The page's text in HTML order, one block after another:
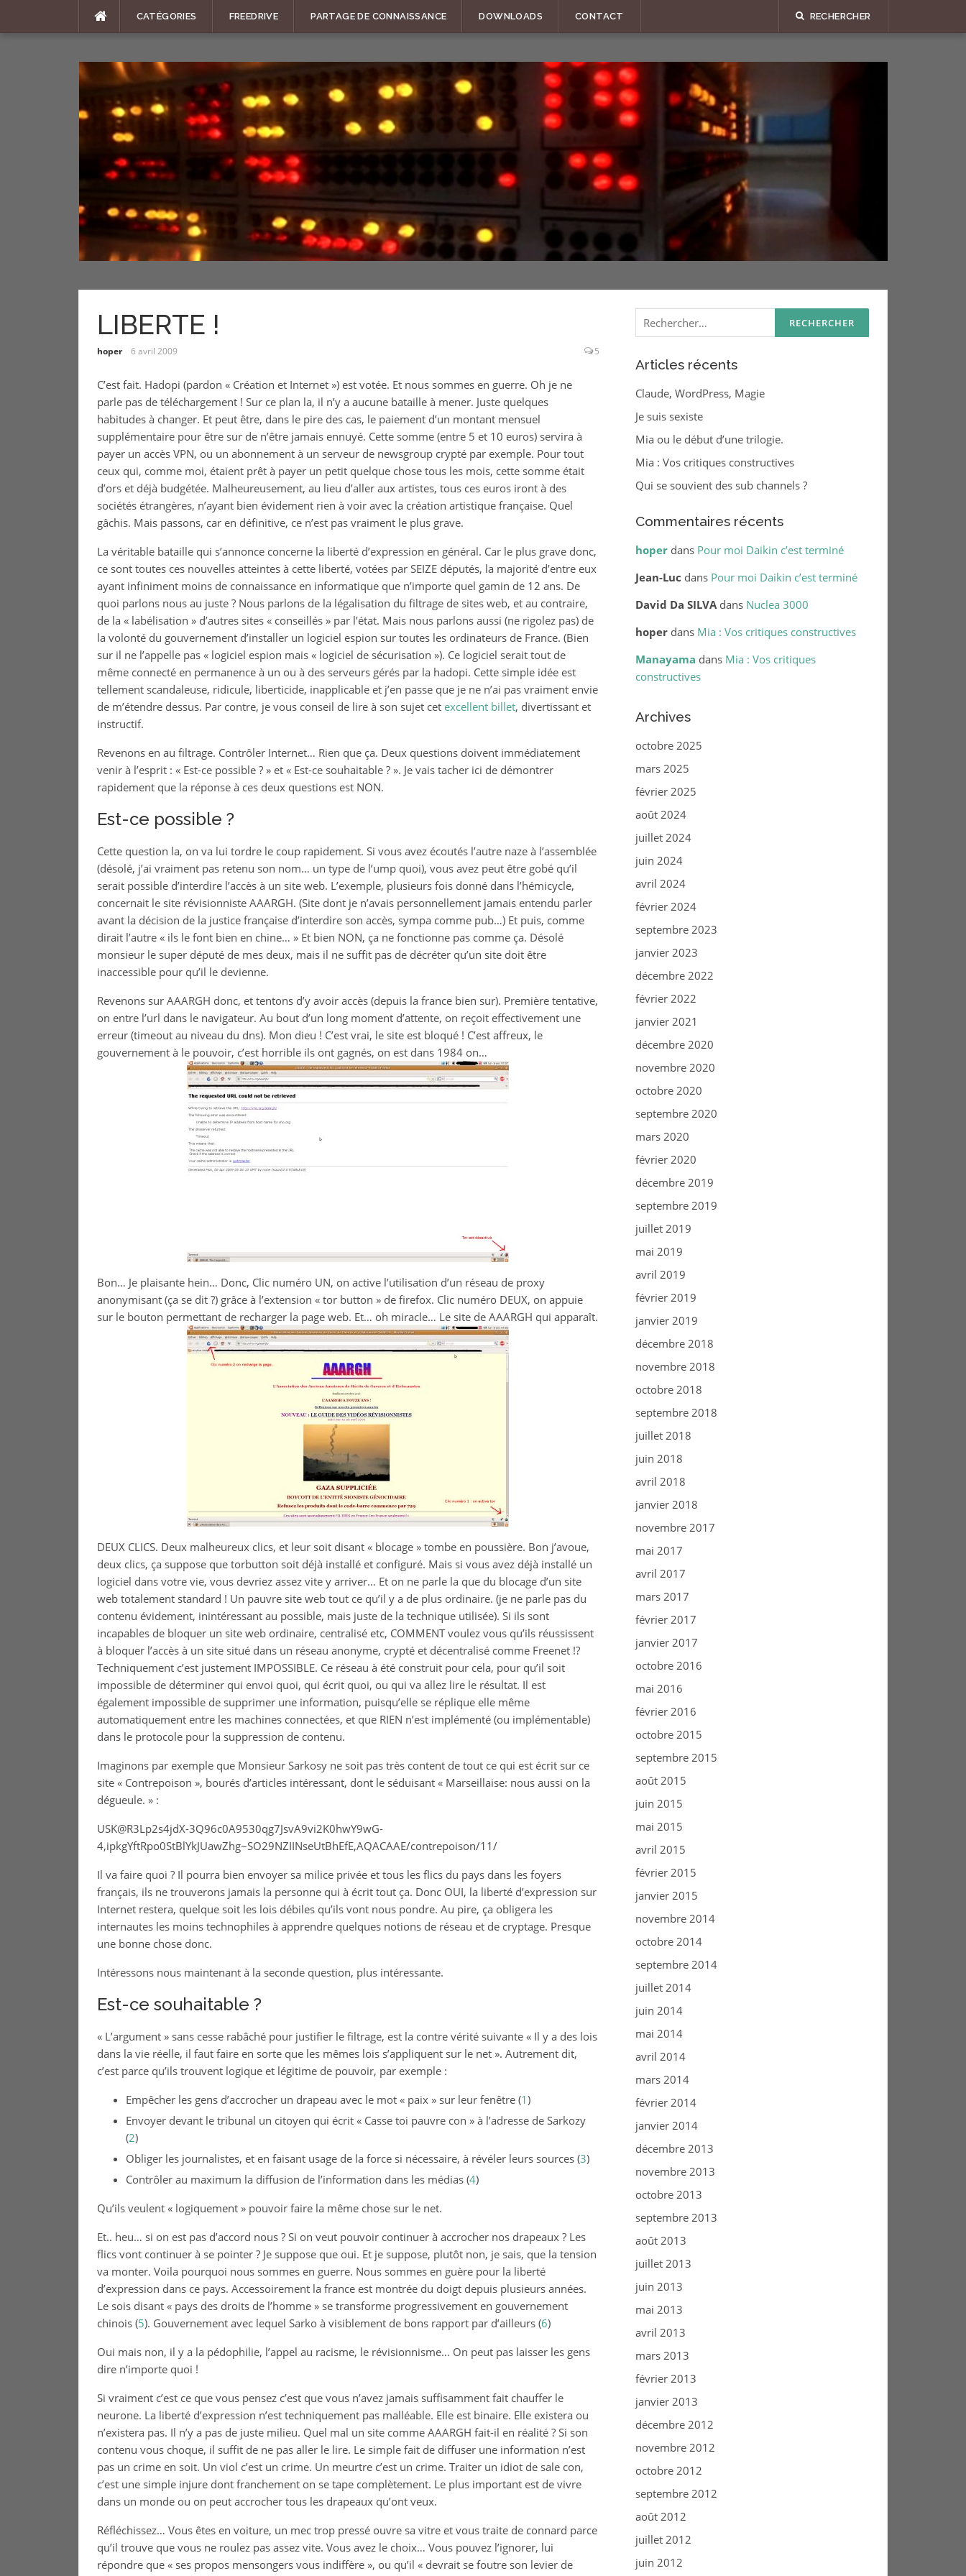
CATÉGORIES FREEDRIVE PARTAGE DE CONNAISSANCE DOWNLOADS CONTACT RECHERCHER
LIBERTE !
hoper 6 avril 2009 5
C’est fait. Hadopi (pardon « Création et Internet ») est votée. Et nous sommes en guerre. Oh je ne
parle pas de téléchargement ! Sur ce plan la, il n’y a aucune bataille à mener. Juste quelques
habitudes à changer. Et peut être, dans le pire des cas, le paiement d’un montant mensuel
supplémentaire pour être sur de n’être jamais ennuyé. Cette somme (entre 5 et 10 euros) servira à
payer un accès VPN, ou un abonnement à un serveur de newsgroup crypté par exemple. Pour tout
ceux qui, comme moi, étaient prêt à payer un petit quelque chose tous les mois, cette somme était
d’ors et déjà budgétée. Malheureusement, au lieu d’aller aux artistes, tous ces euros iront à des
sociétés étrangères, n’ayant bien évidement rien à voir avec la création artistique française. Quel
gâchis. Mais passons, car en définitive, ce n’est pas vraiment le plus grave.
La véritable bataille qui s’annonce concerne la liberté d’expression en général. Car le plus grave donc,
ce sont toutes ces nouvelles atteintes à cette liberté, votées par SEIZE députés, la majorité d’entre eux
ayant infiniment moins de connaissance en informatique que n’importe quel gamin de 12 ans. De
quoi parlons nous au juste ? Nous parlons de la légalisation du filtrage de sites web, et au contraire,
de la « labélisation » d’autres sites « conseillés » par l’état. Mais nous parlons aussi (ne rigolez pas) de
la volonté du gouvernement d’installer un logiciel espion sur toutes les ordinateurs de France. (Bien
sur il ne l’appelle pas « logiciel espion mais « logiciel de sécurisation »). Ce logiciel serait tout de
même connecté en permanence à un ou à des serveurs gérés par la hadopi. Cette simple idée est
tellement scandaleuse, ridicule, liberticide, inapplicable et j’en passe que je ne n’ai pas vraiment envie
de m’étendre dessus. Par contre, je vous conseil de lire à son sujet cet excellent billet, divertissant et
instructif.
Revenons en au filtrage. Contrôler Internet… Rien que ça. Deux questions doivent immédiatement
venir à l’esprit : « Est-ce possible ? » et « Est-ce souhaitable ? ». Je vais tacher ici de démontrer
rapidement que la réponse à ces deux questions est NON.
Est-ce possible ?
Cette question la, on va lui tordre le coup rapidement. Si vous avez écoutés l’autre naze à l’assemblée
(désolé, j’ai vraiment pas retenu son nom… un type de l’ump quoi), vous avez peut être gobé qu’il
serait possible d’interdire l’accès à un site web. L’exemple, plusieurs fois donné dans l’hémicycle,
concernait le site révisionniste AAARGH. (Site dont je n’avais personnellement jamais entendu parler
avant la décision de la justice française d’interdire son accès, sympa comme pub…) Et puis, comme
dirait l’autre « ils le font bien en chine… » Et bien NON, ça ne fonctionne pas comme ça. Désolé
monsieur le super député de mes deux, mais il ne suffit pas de décréter qu’un site doit être
inaccessible pour qu’il le devienne.
Revenons sur AAARGH donc, et tentons d’y avoir accès (depuis la france bien sur). Première tentative,
on entre l’url dans le navigateur. Au bout d’un long moment d’attente, on reçoit effectivement une
erreur (timeout au niveau du dns). Mon dieu ! C’est vrai, le site est bloqué ! C’est affreux, le
gouvernement à le pouvoir, c’est horrible ils ont gagnés, on est dans 1984 on…
Bon… Je plaisante hein… Donc, Clic numéro UN, on active l’utilisation d’un réseau de proxy
anonymisant (ça se dit ?) grâce à l’extension « tor button » de firefox. Clic numéro DEUX, on appuie
sur le bouton permettant de recharger la page web. Et… oh miracle… Le site de AAARGH qui apparaît.
DEUX CLICS. Deux malheureux clics, et leur soit disant « blocage » tombe en poussière. Bon j’avoue,
deux clics, ça suppose que torbutton soit déjà installé et configuré. Mais si vous avez déjà installé un
logiciel dans votre vie, vous devriez assez vite y arriver… Et on ne parle la que du blocage d’un site
web totalement standard ! Un pauvre site web tout ce qu’il y a de plus ordinaire. (je ne parle pas du
contenu évidement, inintéressant au possible, mais juste de la technique utilisée). Si ils sont
incapables de bloquer un site web ordinaire, centralisé etc, COMMENT voulez vous qu’ils réussissent
à bloquer l’accès à un site situé dans un réseau anonyme, crypté et décentralisé comme Freenet !?
Techniquement c’est justement IMPOSSIBLE. Ce réseau à été construit pour cela, pour qu’il soit
impossible de déterminer qui envoi quoi, qui écrit quoi, ou qui va allez lire le résultat. Il est
également impossible de supprimer une information, puisqu’elle se réplique elle même
automatiquement entre les machines connectées, et que RIEN n’est implémenté (ou implémentable)
dans le protocole pour la suppression de contenu.
Imaginons par exemple que Monsieur Sarkosy ne soit pas très content de tout ce qui est écrit sur ce
site « Contrepoison », bourés d’articles intéressant, dont le séduisant « Marseillaise: nous aussi on la
dégueule. » :
USK@R3Lp2s4jdX-3Q96c0A9530qg7JsvA9vi2K0hwY9wG-
4,ipkgYftRpo0StBlYkJUawZhg~SO29NZIINseUtBhEfE,AQACAAE/contrepoison/11/
Il va faire quoi ? Il pourra bien envoyer sa milice privée et tous les flics du pays dans les foyers
français, ils ne trouverons jamais la personne qui à écrit tout ça. Donc OUI, la liberté d’expression sur
Internet restera, quelque soit les lois débiles qu’ils vont nous pondre. Au pire, ça obligera les
internautes les moins technophiles à apprendre quelques notions de réseau et de cryptage. Presque
une bonne chose donc.
Intéressons nous maintenant à la seconde question, plus intéressante.
Est-ce souhaitable ?
« L’argument » sans cesse rabâché pour justifier le filtrage, est la contre vérité suivante « Il y a des lois
dans la vie réelle, il faut faire en sorte que les mêmes lois s’appliquent sur le net ». Autrement dit,
c’est parce qu’ils trouvent logique et légitime de pouvoir, par exemple :
Empêcher les gens d’accrocher un drapeau avec le mot « paix » sur leur fenêtre (1)
Envoyer devant le tribunal un citoyen qui écrit « Casse toi pauvre con » à l’adresse de Sarkozy
(2)
Obliger les journalistes, et en faisant usage de la force si nécessaire, à révéler leurs sources (3)
Contrôler au maximum la diffusion de l’information dans les médias (4)
Qu’ils veulent « logiquement » pouvoir faire la même chose sur le net.
Et.. heu… si on est pas d’accord nous ? Si on veut pouvoir continuer à accrocher nos drapeaux ? Les
flics vont continuer à se pointer ? Je suppose que oui. Et je suppose, plutôt non, je sais, que la tension
va monter. Voila pourquoi nous sommes en guerre. Nous sommes en guère pour la liberté
d’expression dans ce pays. Accessoirement la france est montrée du doigt depuis plusieurs années.
Le sois disant « pays des droits de l’homme » se transforme progressivement en gouvernement
chinois (5). Gouvernement avec lequel Sarko à visiblement de bons rapport par d’ailleurs (6)
Oui mais non, il y a la pédophilie, l’appel au racisme, le révisionnisme… On peut pas laisser les gens
dire n’importe quoi !
Si vraiment c’est ce que vous pensez c’est que vous n’avez jamais suffisamment fait chauffer le
neurone. La liberté d’expression n’est techniquement pas malléable. Elle est binaire. Elle existera ou
n’existera pas. Il n’y a pas de juste milieu. Quel mal un site comme AAARGH fait-il en réalité ? Si son
contenu vous choque, il suffit de ne pas aller le lire. Le simple fait de diffuser une information n’est
pas un crime en soit. Un viol c’est un crime. Un meurtre c’est un crime. Traiter un idiot de sale con,
c’est une simple injure dont franchement on se tape complètement. Le plus important est de vivre
dans un monde ou on peut accrocher tous les drapeaux qu’ont veux.
Réfléchissez… Vous êtes en voiture, un mec trop pressé ouvre sa vitre et vous traite de connard parce
qu’il trouve que vous ne roulez pas assez vite. Vous avez le choix… Vous pouvez l’ignorer, lui
répondre que « ses propos mensongers vous indiffère », ou qu’il « devrait se foutre son levier de
Rechercher :
Articles récents
Claude, WordPress, Magie
Je suis sexiste
Mia ou le début d’une trilogie.
Mia : Vos critiques constructives
Qui se souvient des sub channels ?
Commentaires récents
hoperdans Pour moi Daikin c’est terminé
Jean-Luc dans Pour moi Daikin c’est terminé
David Da SILVAdans Nuclea 3000
hoperdans Mia : Vos critiques constructives
Manayama dans Mia : Vos critiques
constructives
Archives
octobre 2025
mars 2025
février 2025
août 2024
juillet 2024
juin 2024
avril 2024
février 2024
septembre 2023
janvier 2023
décembre 2022
février 2022
janvier 2021
décembre 2020
novembre 2020
octobre 2020
septembre 2020
mars 2020
février 2020
décembre 2019
septembre 2019
juillet 2019
mai 2019
avril 2019
février 2019
janvier 2019
décembre 2018
novembre 2018
octobre 2018
septembre 2018
juillet 2018
juin 2018
avril 2018
janvier 2018
novembre 2017
mai 2017
avril 2017
mars 2017
février 2017
janvier 2017
octobre 2016
mai 2016
février 2016
octobre 2015
septembre 2015
août 2015
juin 2015
mai 2015
avril 2015
février 2015
janvier 2015
novembre 2014
octobre 2014
septembre 2014
juillet 2014
juin 2014
mai 2014
avril 2014
mars 2014
février 2014
janvier 2014
décembre 2013
novembre 2013
octobre 2013
septembre 2013
août 2013
juillet 2013
juin 2013
mai 2013
avril 2013
mars 2013
février 2013
janvier 2013
décembre 2012
novembre 2012
octobre 2012
septembre 2012
août 2012
juillet 2012
juin 2012